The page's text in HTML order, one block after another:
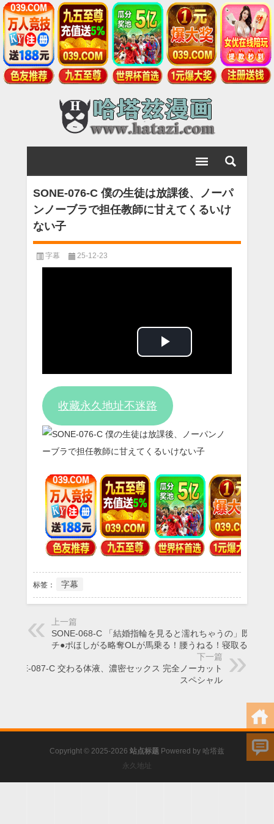
SONE-076-C 僕の生徒は放課後、ノーパ
ンノーブラで担任教師に甘えてくるいけ
ない子
字幕 25-12-23
Play
收藏永久地址不迷路
标签： 字幕
上一篇
SONE-068-C 「結婚指輪を見ると濡れちゃうの」既婚者
チ●ポほしがる略奪OLが馬乗る！腰うねる！寝取る！ス
下一篇
SONE-087-C 交わる体液、濃密セックス 完全ノーカット
スペシャル
Copyright © 2025-2026 站点标题 Powered by 哈塔兹
永久地址